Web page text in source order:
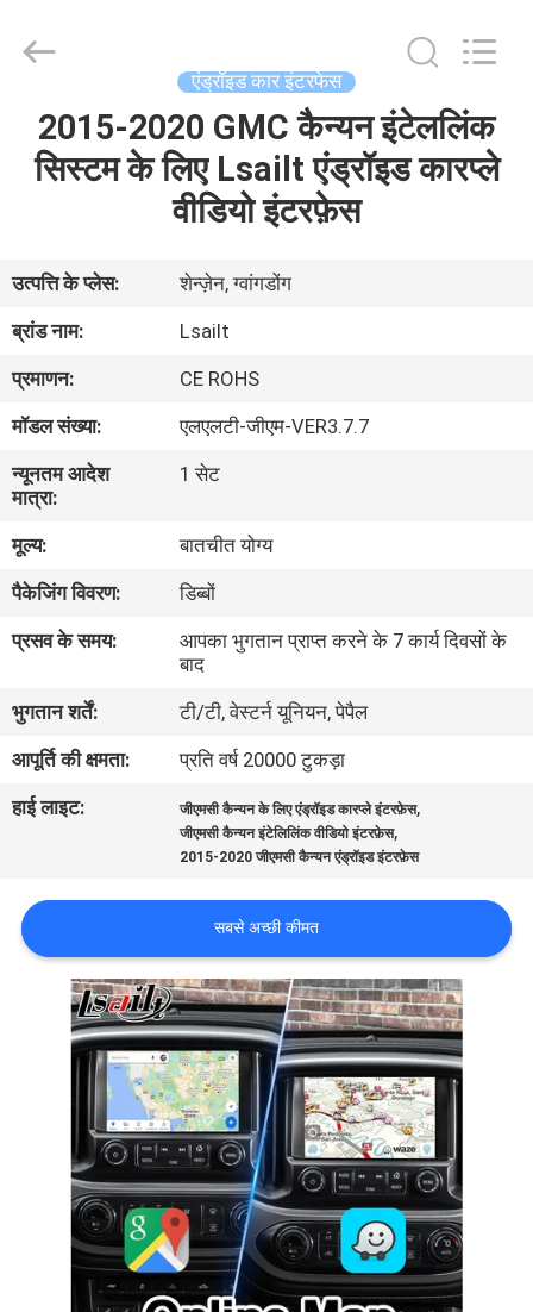
वीडियो
बारे
में
कारखाना
भ्रमण
गुणवत्ता
संपर्क
करें
मामलों
SITEMAP
PRIVACY
POLICY
Electron
Co.,Ltd.
Reserved.
एंड्रॉइड कार इंटरफेस
2015-2020 GMC कैन्यन इंटेललिंक
सिस्टम के लिए Lsailt एंड्रॉइड कारप्ले
वीडियो इंटरफ़ेस
उत्पत्ति के प्लेस:
शेन्ज़ेन, ग्वांगडोंग
ब्रांड नाम:
Lsailt
प्रमाणन:
CE ROHS
मॉडल संख्या:
एलएलटी-जीएम-VER3.7.7
न्यूनतम आदेश
मात्रा:
1 सेट
मूल्य:
बातचीत योग्य
पैकेजिंग विवरण:
डिब्बों
प्रसव के समय:
आपका भुगतान प्राप्त करने के 7 कार्य दिवसों के
बाद
भुगतान शर्तें:
टी/टी, वेस्टर्न यूनियन, पेपैल
आपूर्ति की क्षमता:
प्रति वर्ष 20000 टुकड़ा
हाई लाइट:
जीएमसी कैन्यन के लिए एंड्रॉइड कारप्ले इंटरफ़ेस,
जीएमसी कैन्यन इंटेलिलिंक वीडियो इंटरफ़ेस,
2015-2020 जीएमसी कैन्यन एंड्रॉइड इंटरफ़ेस
सबसे अच्छी कीमत